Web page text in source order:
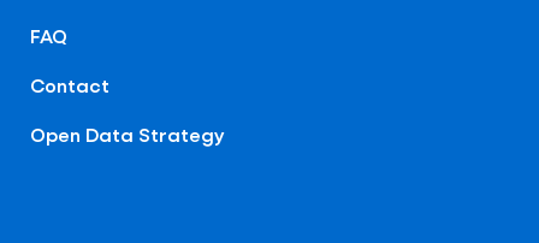
FAQ
Contact
Open Data Strategy